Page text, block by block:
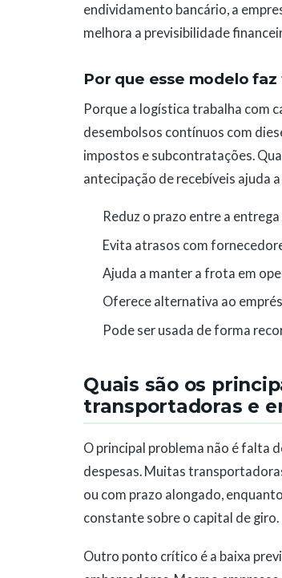
endividamento bancário, a
melhora a previsibilidade
Por que esse modelo
Porque a logística trabalha com
desembolsos contínuos com
impostos e subcontratações.
antecipação de recebíveis ajuda
Reduz o prazo entre a
Evita atrasos com
Ajuda a manter a frota em
Oferece alternativa ao
Pode ser usada de forma
Quais são os
transportadoras e
O principal problema não é falta
despesas. Muitas
ou com prazo alongado,
constante sobre o capital de giro.
Outro ponto crítico é a baixa